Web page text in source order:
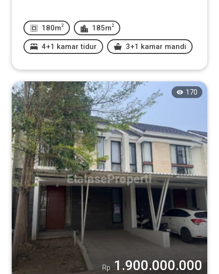
180m 2 185m 2
4+1 kamar tidur 3+1 kamar mandi
170
Rp 1.900.000.000